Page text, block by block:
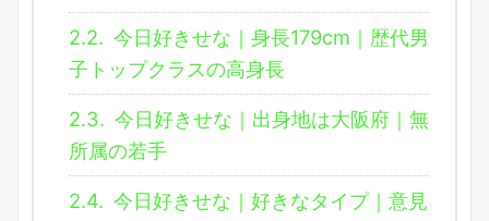
2.2. 今日好きせな｜身長179cm｜歴代男
子トップクラスの高身長
2.3. 今日好きせな｜出身地は大阪府｜無
所属の若手
2.4. 今日好きせな｜好きなタイプ｜意見